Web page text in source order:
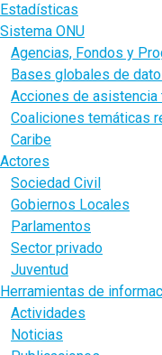
Estadísticas
Sistema ONU
Agencias, Fondos y
Bases globales de
Acciones de
Coaliciones temáticas
Caribe
Actores
Sociedad Civil
Gobiernos Locales
Parlamentos
Sector privado
Juventud
Herramientas de
Actividades
Noticias